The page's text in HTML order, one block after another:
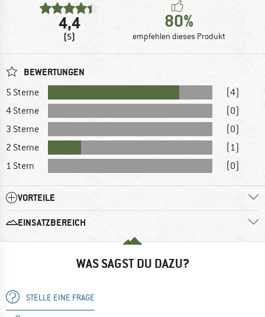
4,4
(5)
80%
empfehlen dieses Produkt
BEWERTUNGEN
5 Sterne
(4)
4 Sterne
(0)
3 Sterne
(0)
2 Sterne
(1)
1 Stern
(0)
VORTEILE
EINSATZBEREICH
WAS SAGST DU DAZU?
STELLE EINE FRAGE